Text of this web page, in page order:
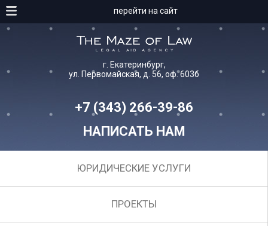
перейти на сайт
г. Екатеринбург,
ул. Первомайская, д. 56, оф. 603б
+7 (343) 266-39-86
НАПИСАТЬ НАМ
ЮРИДИЧЕСКИЕ УСЛУГИ
ПРОЕКТЫ